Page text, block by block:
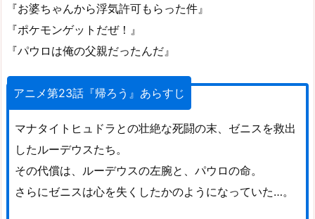
『お婆ちゃんから浮気許可もらった件』
『ポケモンゲットだぜ！』
『パウロは俺の父親だったんだ』
アニメ第23話『帰ろう』あらすじ
マナタイトヒュドラとの壮絶な死闘の末、ゼニスを救出
したルーデウスたち。
その代償は、ルーデウスの左腕と、パウロの命。
さらにゼニスは心を失くしたかのようになっていた…。